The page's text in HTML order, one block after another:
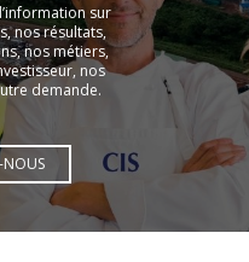
sur
nos résultats,
nos métiers,
nos
demande.